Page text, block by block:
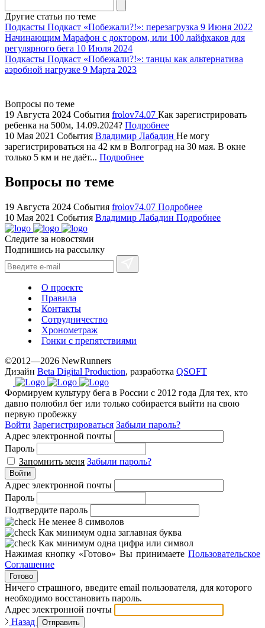
agent
watch
replica
showcases
substantial
areas.
replica
bvlgari
watches
+maserati
online
cheap
https://ylfactoryrolex.com/
hilarity
exceptional
method.
www.yvessaintlaurent.to
with
prices.
Другие статьи по теме
Подкасты Подкаст «Побежали?!»: перезагрузка 9 Июня 2022
Начинающим Марафон с доктором, или 100 лайфхаков для
регулярного бега 10 Июля 2024
Подкасты Подкаст «Побежали?!»: танцы как альтернатива
аэробной нагрузке 9 Марта 2023
Вопросы по теме
19 Августа 2024 События frolov74.07 Как зарегистрировать
ребенка на 500м, 14.09.2024? Подробнее
10 Мая 2021 События Владимир Лабадин Не могу
зарегистрироваться на 42 км в Волгоград на 30 мая. В окне
только 5 км и не даёт... Подробнее
Вопросы по теме
19 Августа 2024 События frolov74.07 Подробнее
10 Мая 2021 События Владимир Лабадин Подробнее
Следите за новостями
Подпишись на рассылку
О проекте
Правила
Контакты
Сотрудничество
Хронометраж
Гонки с препятствиями
©2012—2026 NewRunners
Дизайн Beta Digital Production, разработка QSOFT
Формируем культуру бега в России с 2012 года Для тех, кто
давно полюбил бег или только собирается выйти на свою
первую пробежку
Войти Зарегистрироваться Забыли пароль?
Адрес электронной почты
Пароль
Запомнить меня Забыли пароль?
Войти
Адрес электронной почты
Пароль
Подтвердите пароль
Не менее 8 символов
Как минимум одна заглавная буква
Как минимум одна цифра или символ
Нажимая кнопку «Готово» Вы принимаете Пользовательское
Соглашение
Готово
Ничего страшного, введите email пользователя, для которого
необходимо восстановить пароль.
Адрес электронной почты
Назад
Отправить